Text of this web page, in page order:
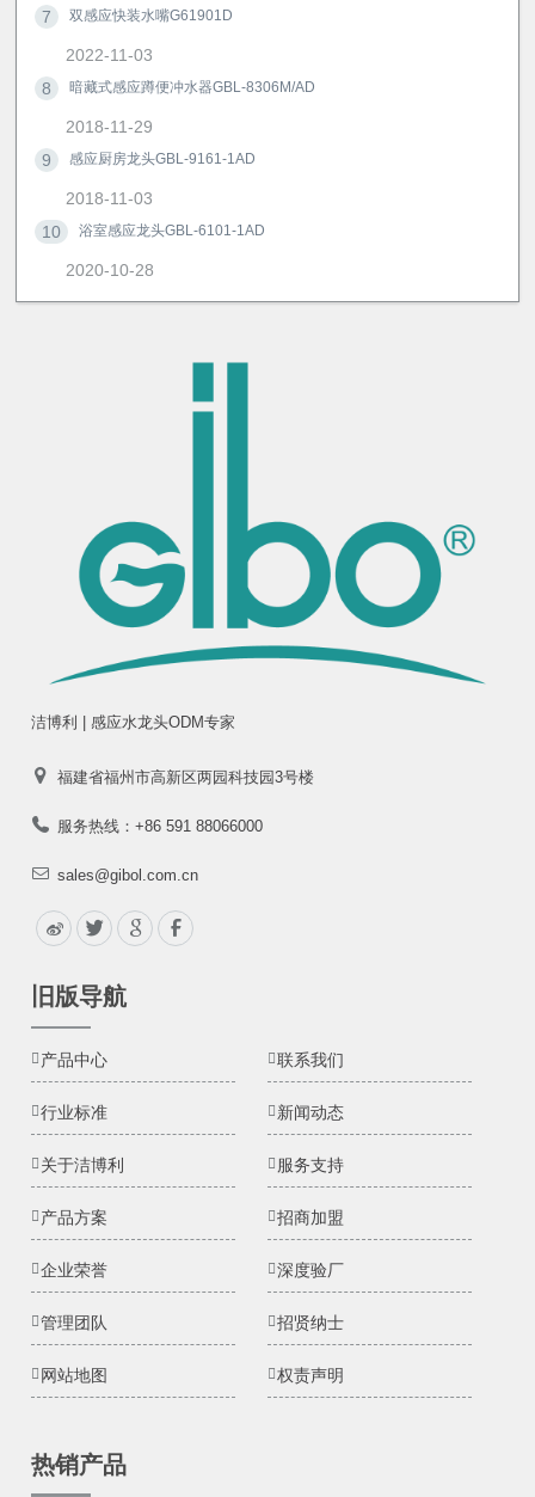
7
双感应快装水嘴G61901D
2022-11-03
8
暗藏式感应蹲便冲水器GBL-8306M/AD
2018-11-29
9
感应厨房龙头GBL-9161-1AD
2018-11-03
10
浴室感应龙头GBL-6101-1AD
2020-10-28
洁博利 | 感应水龙头ODM专家
福建省福州市高新区两园科技园3号楼
服务热线：+86 591 88066000
sales@gibol.com.cn
旧版导航
产品中心 联系我们
行业标准 新闻动态
关于洁博利 服务支持
产品方案 招商加盟
企业荣誉 深度验厂
管理团队 招贤纳士
网站地图 权责声明
热销产品